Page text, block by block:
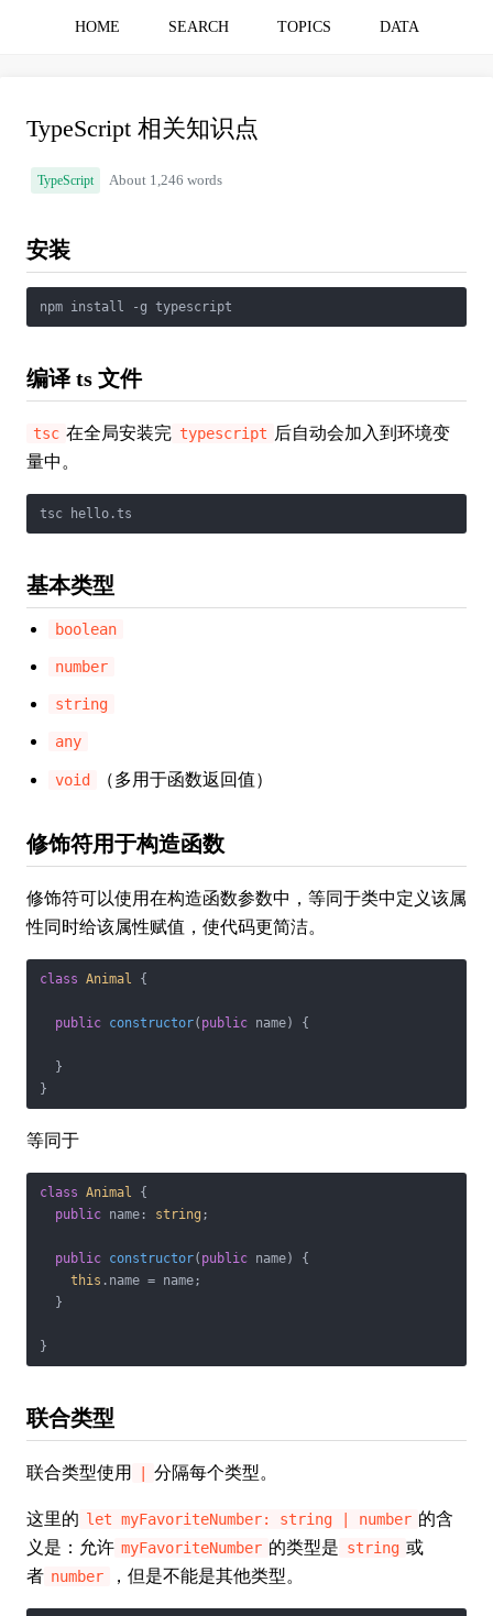
HOME SEARCH TOPICS DATA
TypeScript 相关知识点
TypeScript About 1,246 words
安装
npm install -g typescript
编译 ts 文件
tsc 在全局安装完 typescript 后自动会加入到环境变
量中。
tsc hello.ts
基本类型
boolean
number
string
any
void （多用于函数返回值）
修饰符用于构造函数
修饰符可以使用在构造函数参数中，等同于类中定义该属
性同时给该属性赋值，使代码更简洁。
class Animal {
public constructor( public name) {
  }
}
等同于
class Animal
{
public name: string ;
public constructor( public name)
{
this .name = name;
  }
}
联合类型
联合类型使用 分隔每个类型。
这里的 let myFavoriteNumber: string | number 的含
义是：允许 myFavoriteNumber 的类型是 string 或
者 number ，但是不能是其他类型。